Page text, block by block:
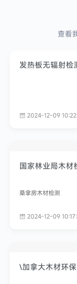
查看
发热板无辐射检
2024-12-09
国家林业局木材
桑拿房木材检测
2024-12-09
\加拿大木材环